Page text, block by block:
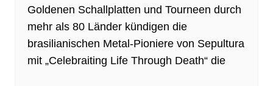
Goldenen Schallplatten und Tourneen durch
mehr als 80 Länder kündigen die
brasilianischen Metal-Pioniere von Sepultura
mit „Celebraiting Life Through Death“ die